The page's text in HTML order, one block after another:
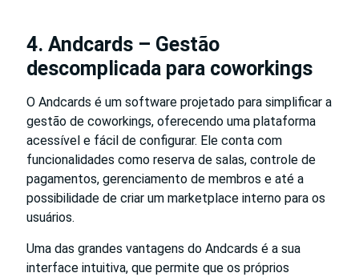
4. Andcards – Gestão
descomplicada para coworkings
O Andcards é um software projetado para simplificar a
gestão de coworkings, oferecendo uma plataforma
acessível e fácil de configurar. Ele conta com
funcionalidades como reserva de salas, controle de
pagamentos, gerenciamento de membros e até a
possibilidade de criar um marketplace interno para os
usuários.
Uma das grandes vantagens do Andcards é a sua
interface intuitiva, que permite que os próprios